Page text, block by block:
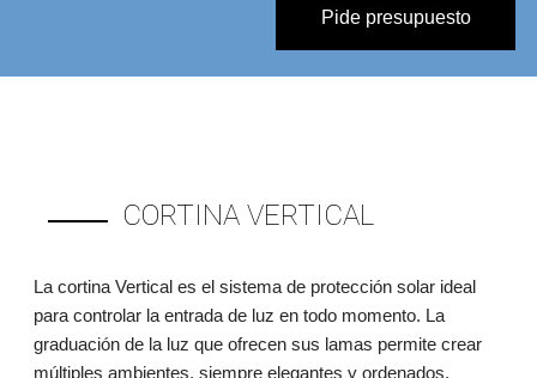
Pide presupuesto
CORTINA VERTICAL
La cortina Vertical es el sistema de protección solar ideal
para controlar la entrada de luz en todo momento. La
graduación de la luz que ofrecen sus lamas permite crear
múltiples ambientes, siempre elegantes y ordenados,